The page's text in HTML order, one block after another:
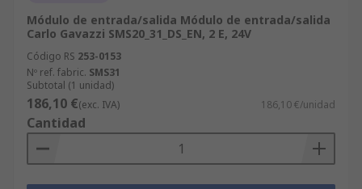
Módulo de entrada/salida Módulo de entrada/salida
Carlo Gavazzi SMS20_31_DS_EN, 2 E, 24V
Código RS 253-0153
Nº ref. fabric. SMS31
Subtotal (1 unidad)
186,10 €(exc. IVA) 186,10 €/unidad
Cantidad